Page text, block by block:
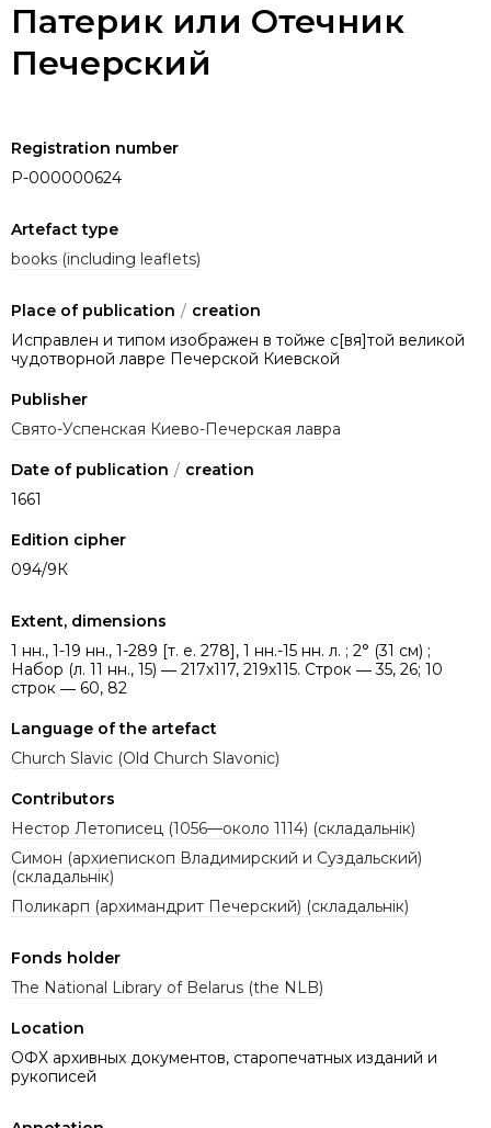
Патерик или Отечник
Печерский
Registration number
P-000000624
Artefact type
books (including leaflets)
Place of publication / creation
Исправлен и типом изображен в тойже с[вя]той великой
чудотворной лавре Печерской Киевской
Publisher
Свято-Успенская Киево-Печерская лавра
Date of publication / creation
1661
Edition cipher
094/9К
Extent, dimensions
1 нн., 1-19 нн., 1-289 [т. е. 278], 1 нн.-15 нн. л. ; 2° (31 см) ;
Набор (л. 11 нн., 15) ― 217х117, 219х115. Строк ― 35, 26; 10
строк ― 60, 82
Language of the artefact
Church Slavic (Old Church Slavonic)
Contributors
Нестор Летописец (1056—около 1114) (складальнік)
Симон (архиепископ Владимирский и Суздальский)
(складальнік)
Поликарп (архимандрит Печерский) (складальнік)
Fonds holder
The National Library of Belarus (the NLB)
Location
ОФХ архивных документов, старопечатных изданий и
рукописей